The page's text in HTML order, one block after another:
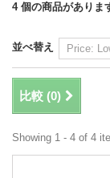
4 個の商品がありま
並べ替え
比較 (0)
Showing 1 - 4 of 4